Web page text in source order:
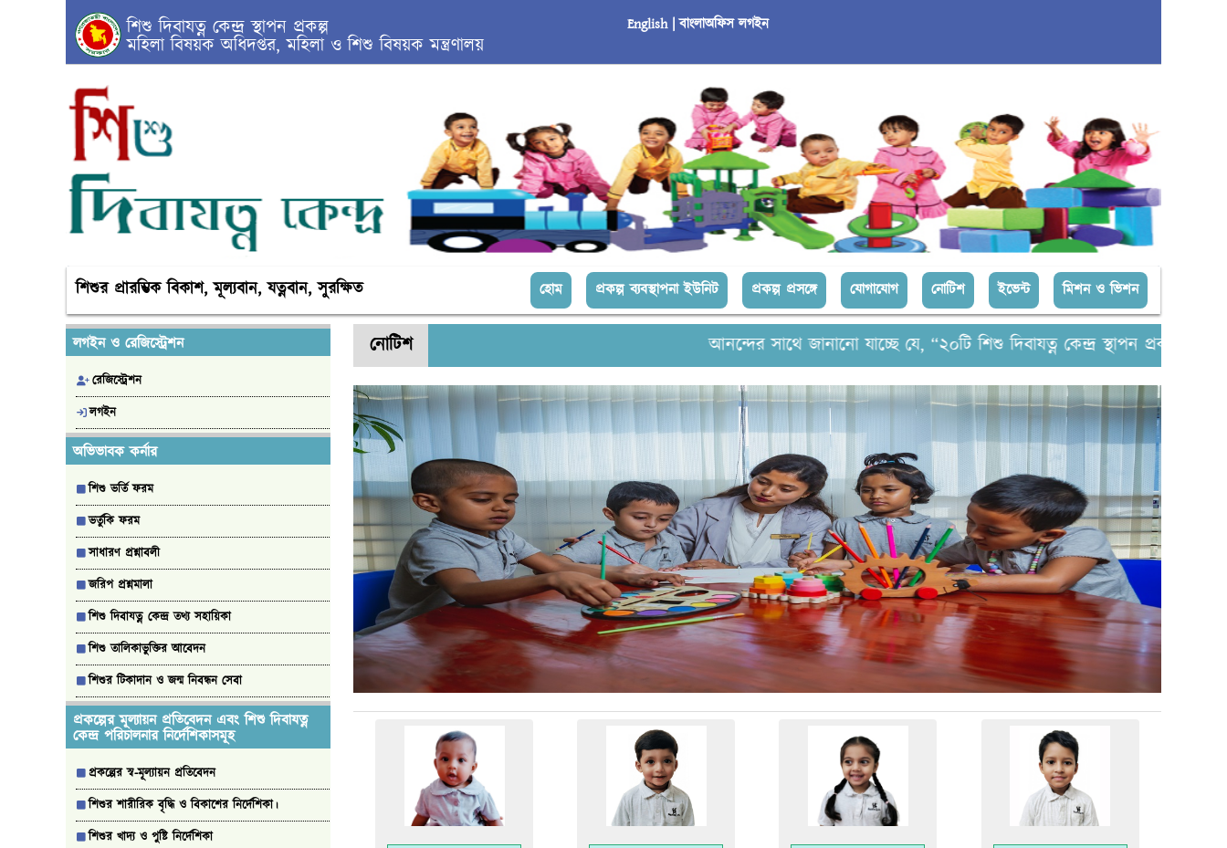
শিশু দিবাযত্ন কেন্দ্র স্থাপন প্রকল্প
মহিলা বিষয়ক অধিদপ্তর, মহিলা ও শিশু বিষয়ক মন্ত্রণালয়
English | বাংলাঅফিস লগইন
শিশুর প্রারম্ভিক বিকাশ, মূল্যবান, যত্নবান, সুরক্ষিত হোম(current)প্রকল্প ব্যবস্থাপনা ইউনিট প্রকল্প প্রসঙ্গে যোগাযোগ নোটিশ ইভেন্ট মিশন ও ভিশন
লগইন ও রেজিস্ট্রেশন
রেজিস্ট্রেশন
লগইন
অভিভাবক কর্নার
শিশু ভর্তি ফরম
ভর্তুকি ফরম
সাধারণ প্রশ্নাবলী
জরিপ প্রশ্নমালা
শিশু দিবাযত্ন কেন্দ্র তথ্য সহায়িকা
শিশু তালিকাভুক্তির আবেদন
শিশুর টিকাদান ও জন্ম নিবন্ধন সেবা
প্রকল্পের মূল্যায়ন প্রতিবেদন এবং শিশু দিবাযত্ন
কেন্দ্র পরিচালনার নির্দেশিকাসমূহ
প্রকল্পের স্ব-মূল্যায়ন প্রতিবেদন
শিশুর শারীরিক বৃদ্ধি ও বিকাশের নির্দেশিকা।
শিশুর খাদ্য ও পুষ্টি নির্দেশিকা
নোটিশ আনন্দের সাথে জানানো যাচ্ছে যে, “২০টি শিশু দিবাযত্ন কেন্দ্র স্থাপন প্রকল্প”-এর